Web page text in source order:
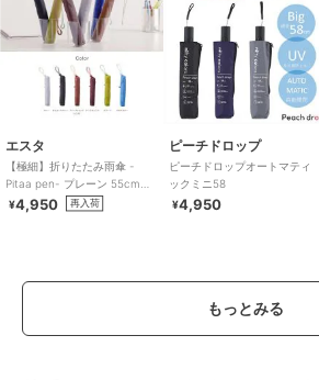
エスタ
【極細】折りたたみ雨傘 -
Pitaa pen- プレーン 55cm
UV ユニセックス
¥4,950 再入荷
ピーチドロップ
ピーチドロップオートマティ
ックミニ58
¥4,950
もっとみる